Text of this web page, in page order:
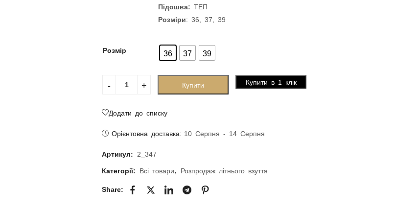
Підошва: ТЕП
Розміри: 36, 37, 39
Розмір 36 37 39
Купити Купити в 1 клік
Додати до списку
Орієнтовна доставка: 10 Серпня - 14 Серпня
Артикул: 2_347
Категорії: Всі товари Розпродаж літнього взуття
Share: